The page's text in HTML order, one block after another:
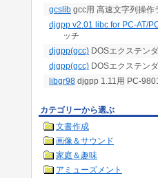
gcslib gcc用 高速文字列操作
djgpp v2.01 libc for PC-AT/
ッチ
djgpp(gcc) DOSエクステン
djgpp(gcc) DOSエクステン
libgr98 djgpp 1.11用 PC-
カテゴリーから選ぶ
文書作成
画像＆サウンド
家庭＆趣味
アミューズメント